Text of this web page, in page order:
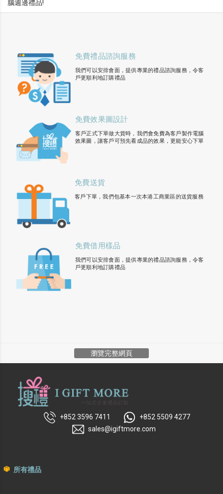
腦週邊禮品!
免費禮品諮詢服務
我們可以安排會面，提供專業的禮品諮詢服務，令客
戶更順利地訂購禮品
免費效果圖設計
客戶正式下單做大貨時，我們會免費為客戶製作電腦
效果圖，讓客戶可預先看成品的效果，更能安心下單
免費送貨
客戶下單，我們包基本一次本港工商業區的送貨服務
免費借用樣品
我們可以安排會面，提供專業的禮品諮詢服務，令客
戶更順利地訂購禮品
瀏覽完整網頁
+852 3596 7411
+852 5509 4277
sales@igiftmore.com
所有禮品